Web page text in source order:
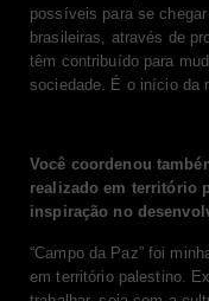
possíveis para se
brasileiras, através de
têm contribuído para
sociedade. É o início da
Você coordenou
realizado em território
inspiração no
“Campo da Paz” foi
em território palestino.